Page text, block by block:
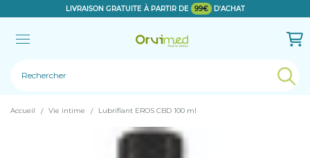
LIVRAISON GRATUITE À PARTIR DE 99€ D'ACHAT
Le produit a bien été ajouté!
Accueil Vie intime Lubrifiant EROS CBD 100 ml